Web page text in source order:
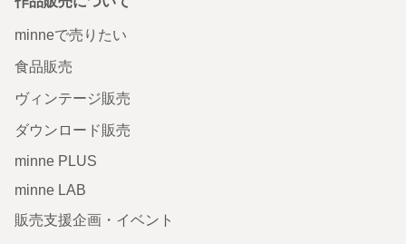
minneで売りたい
食品販売
ヴィンテージ販売
ダウンロード販売
minne PLUS
minne LAB
販売支援企画・イベント